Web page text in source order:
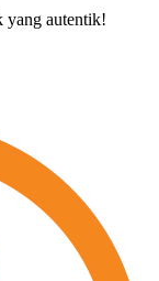
yang autentik!